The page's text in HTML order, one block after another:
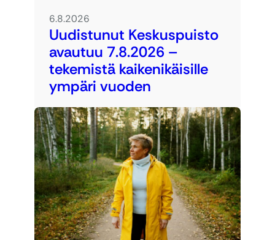
6.8.2026
Uudistunut Keskuspuisto
avautuu 7.8.2026 –
tekemistä kaikenikäisille
ympäri vuoden